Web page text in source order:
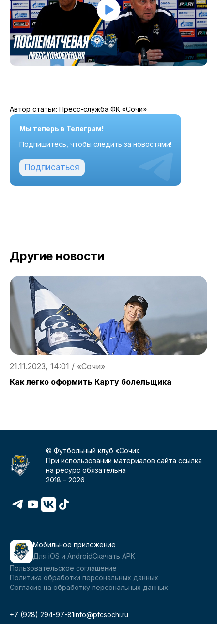
Автор статьи: Пресс-служба ФК «Сочи»
Мы теперь в Телеграм!
Подпишитесь, чтобы следить за новостями!
Подписаться
Другие новости
21.11.2023, 14:01 / «Сочи»
Как легко оформить Карту болельщика
© Футбольный клуб «Сочи»
При использовании материалов сайта ссылка
на ресурс обязательна
2018 –2026
Мобильное приложение
Для iOS и AndroidСкачать APK
Пользовательское соглашение
Политика обработки персональных данных
Согласие на обработку персональных данных
+7 (928) 294-97-81info@pfcsochi.ru